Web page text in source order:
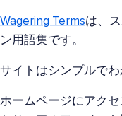
Wagering Termsは、
ン用語集です。
サイトはシンプルでわ
ホームページにアク